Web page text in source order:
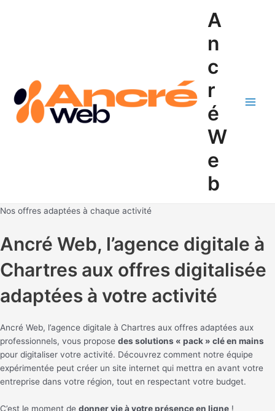
A
n
c
r
é
W
e
b
Nos offres adaptées à chaque activité
Ancré Web, l’agence digitale à
Chartres aux offres digitalisée
adaptées à votre activité
Ancré Web, l’agence digitale à Chartres aux offres adaptées aux
professionnels, vous propose des solutions « pack » clé en mains
pour digitaliser votre activité. Découvrez comment notre équipe
expérimentée peut créer un site internet qui mettra en avant votre
entreprise dans votre région, tout en respectant votre budget.
C’est le moment de donner vie à votre présence en ligne !